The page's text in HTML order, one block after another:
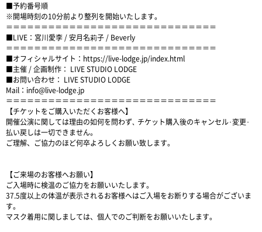
■予約番号順
※開場時刻の10分前より整列を開始いたします。
＝＝＝＝＝＝＝＝＝＝＝＝＝＝＝＝＝＝＝＝＝＝＝＝＝＝＝＝＝＝
■LIVE：宮川愛李 / 安月名莉子 / Beverly
＝＝＝＝＝＝＝＝＝＝＝＝＝＝＝＝＝＝＝＝＝＝＝＝＝＝＝＝＝＝
■オフィシャルサイト： https://live-lodge.jp/index.html
■主催 / 企画制作： LIVE STUDIO LODGE
■お問い合わせ： LIVE STUDIO LODGE
Mail： info@live-lodge.jp
＝＝＝＝＝＝＝＝＝＝＝＝＝＝＝＝＝＝＝＝＝＝＝＝＝＝＝＝＝＝
【チケットをご購入いただくお客様へ】
開催公演に関しては理由の如何を問わず､ チケット購入後のキャンセル･変更･
払い戻しは一切できません。
ご理解、ご協力のほど何卒よろしくお願い致します。
【ご来場のお客様へお願い】
ご入場時に検温のご協力をお願いいたします。
37.5度以上の体温が表示されるお客様へはご入場をお断りする場合がございま
す。
マスク着用に関しましては、個人でのご判断をお願いいたします。